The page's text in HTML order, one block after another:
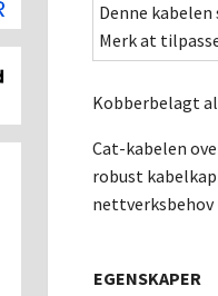
Denne
Merk at
Kobberbelagt
Cat-kabelen
robust
EGENSKAPER